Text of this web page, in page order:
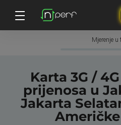
Mjerenje u
Karta 3G /
prijenosa u
Jakarta